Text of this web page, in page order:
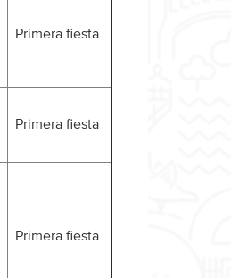
Primera fiesta
Primera fiesta
Primera fiesta